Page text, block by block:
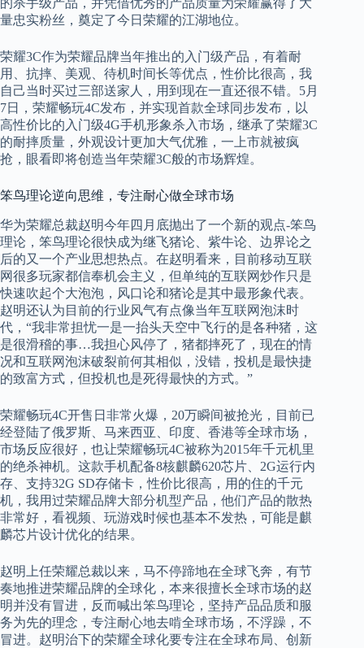
的杀手级产品，并凭借优秀的产品质量为荣耀赢得了大
量忠实粉丝，奠定了今日荣耀的江湖地位。
荣耀3C作为荣耀品牌当年推出的入门级产品，有着耐
用、抗摔、美观、待机时间长等优点，性价比很高，我
自己当时买过三部送家人，用到现在一直还很不错。5月
7日，荣耀畅玩4C发布，并实现首款全球同步发布，以
高性价比的入门级4G手机形象杀入市场，继承了荣耀3C
的耐摔质量，外观设计更加大气优雅，一上市就被疯
抢，眼看即将创造当年荣耀3C般的市场辉煌。
笨鸟理论逆向思维，专注耐心做全球市场
华为荣耀总裁赵明今年四月底抛出了一个新的观点-笨鸟
理论，笨鸟理论很快成为继飞猪论、紫牛论、边界论之
后的又一个产业思想热点。在赵明看来，目前移动互联
网很多玩家都信奉机会主义，但单纯的互联网炒作只是
快速吹起个大泡泡，风口论和猪论是其中最形象代表。
赵明还认为目前的行业风气有点像当年互联网泡沫时
代，“我非常担忧一是一抬头天空中飞行的是各种猪，这
是很滑稽的事…我担心风停了，猪都摔死了，现在的情
况和互联网泡沫破裂前何其相似，没错，投机是最快捷
的致富方式，但投机也是死得最快的方式。”
荣耀畅玩4C开售日非常火爆，20万瞬间被抢光，目前已
经登陆了俄罗斯、马来西亚、印度、香港等全球市场，
市场反应很好，也让荣耀畅玩4C被称为2015年千元机里
的绝杀神机。这款手机配备8核麒麟620芯片、2G运行内
存、支持32G SD存储卡，性价比很高，用的住的千元
机，我用过荣耀品牌大部分机型产品，他们产品的散热
非常好，看视频、玩游戏时候也基本不发热，可能是麒
麟芯片设计优化的结果。
赵明上任荣耀总裁以来，马不停蹄地在全球飞奔，有节
奏地推进荣耀品牌的全球化，本来很擅长全球市场的赵
明并没有冒进，反而喊出笨鸟理论，坚持产品品质和服
务为先的理念，专注耐心地去啃全球市场，不浮躁，不
冒进。赵明治下的荣耀全球化要专注在全球布局、创新